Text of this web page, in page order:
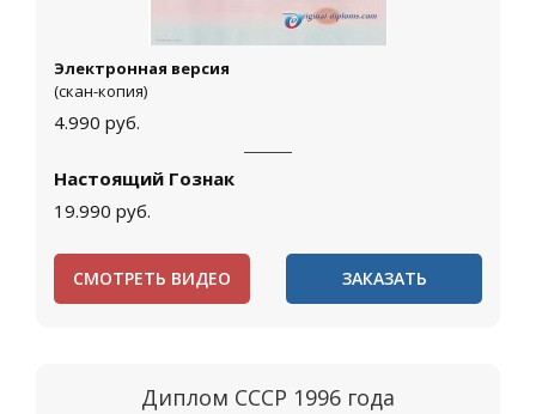
Электронная версия
(скан-копия)
4.990 руб.
Настоящий Гознак
19.990 руб.
СМОТРЕТЬ ВИДЕО ЗАКАЗАТЬ
Диплом СССР 1996 года